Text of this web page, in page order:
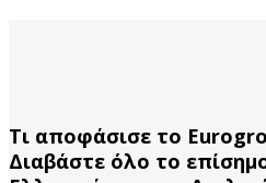
Τι αποφάσισε το
Διαβάστε όλο το